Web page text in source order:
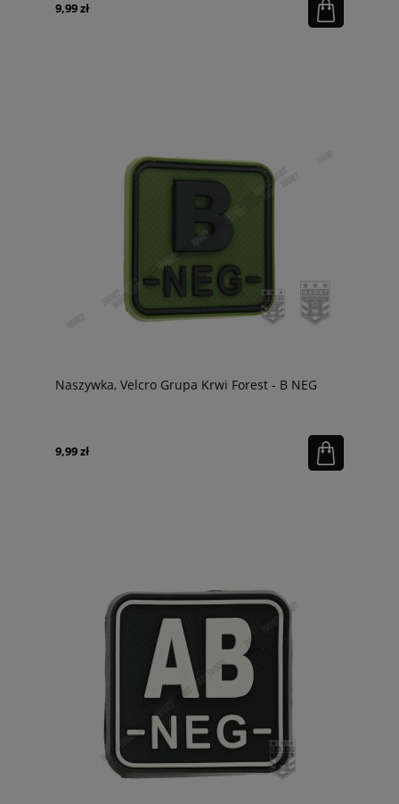
9,99 zł
Naszywka, Velcro Grupa Krwi Forest - B NEG
9,99 zł